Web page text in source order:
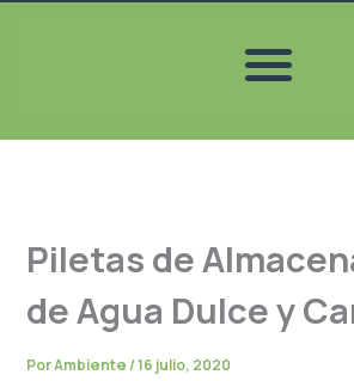
Piletas de
de Agua Dulce y
PorAmbiente/16 julio, 2020